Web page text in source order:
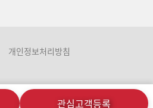
개인정보처리방침
관심고객등록
분양관련사이트